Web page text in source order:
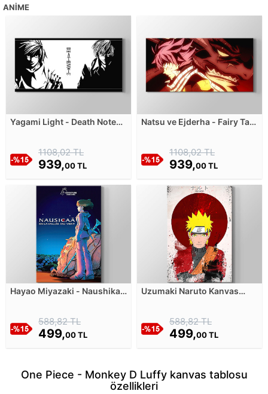
ANIME
Yagami Light - Death Note
1108,02 TL
939,00 TL
Natsu ve Ejderha - Fairy Tail
1108,02 TL
939,00 TL
Hayao Miyazaki - Naushika -
588,82 TL
499,00 TL
Uzumaki Naruto Kanvas
588,82 TL
499,00 TL
One Piece - Monkey D Luffy kanvas tablosu
özellikleri